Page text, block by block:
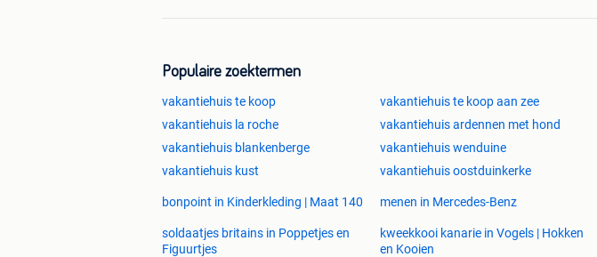
Populaire zoektermen
vakantiehuis te koop vakantiehuis te koop aan zee
vakantiehuis la roche
vakantiehuis ardennen met hond
vakantiehuis blankenberge
vakantiehuis wenduine
vakantiehuis kust
vakantiehuis oostduinkerke
bonpoint in Kinderkleding | Maat 140 menen in Mercedes-Benz
soldaatjes britains in Poppetjes en
Figuurtjes
kweekkooi kanarie in Vogels | Hokken
en Kooien